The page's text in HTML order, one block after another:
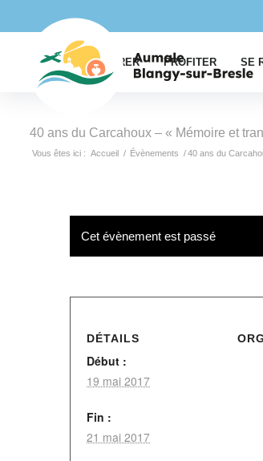
EXPLORER PROFITER SE
40 ans du Carcahoux – « Mémoire et
Vous êtes ici : Accueil / Évènements /40 ans du
Cet évènement est passé
DÉTAILS
Début :
19 mai 2017
Fin :
21 mai 2017